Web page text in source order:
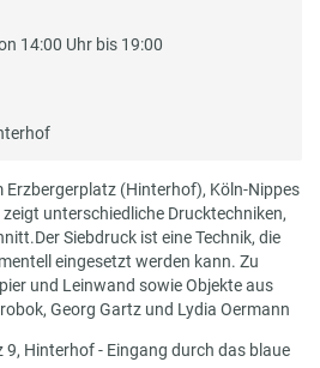
14:00 Uhr bis 19:00
Erzbergerplatz (Hinterhof), Köln-Nippes
unterschiedliche Drucktechniken,
Siebdruck ist eine Technik, die
eingesetzt werden kann. Zu
und Leinwand sowie Objekte aus
Georg Gartz und Lydia Oermann
9, Hinterhof - Eingang durch das blaue